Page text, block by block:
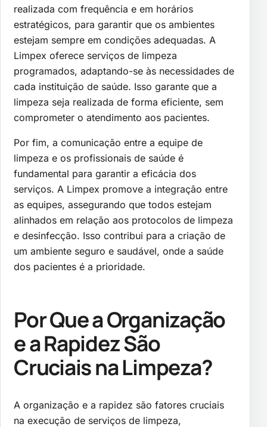
realizada com frequência e em horários
estratégicos, para garantir que os ambientes
estejam sempre em condições adequadas. A
Limpex oferece serviços de limpeza
programados, adaptando-se às necessidades de
cada instituição de saúde. Isso garante que a
limpeza seja realizada de forma eficiente, sem
comprometer o atendimento aos pacientes.
Por fim, a comunicação entre a equipe de
limpeza e os profissionais de saúde é
fundamental para garantir a eficácia dos
serviços. A Limpex promove a integração entre
as equipes, assegurando que todos estejam
alinhados em relação aos protocolos de limpeza
e desinfecção. Isso contribui para a criação de
um ambiente seguro e saudável, onde a saúde
dos pacientes é a prioridade.
Por Que a Organização
e a Rapidez São
Cruciais na Limpeza?
A organização e a rapidez são fatores cruciais
na execução de serviços de limpeza,